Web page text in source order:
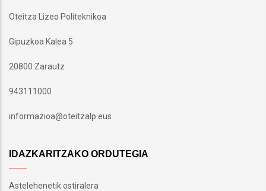
Oteitza Lizeo Politeknikoa
Gipuzkoa Kalea 5
20800 Zarautz
943111000
informazioa@oteitzalp.eus
IDAZKARITZAKO ORDUTEGIA
Astelehenetik ostiralera